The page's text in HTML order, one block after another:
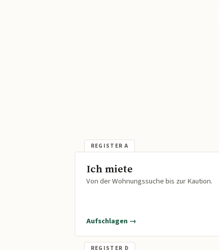
Ich miete
Von der Wohnungssuche bis zur Kaution.
Aufschlagen →